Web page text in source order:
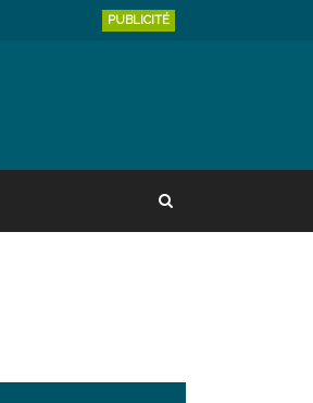
PUBLICITÉ